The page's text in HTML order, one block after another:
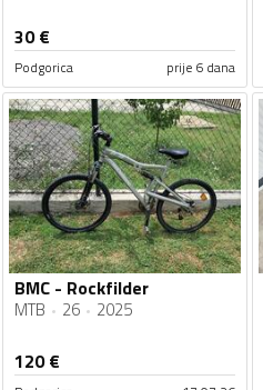
30€
Podgorica prije 6 dana
BMC - Rockfilder
MTB 26 2025
120€